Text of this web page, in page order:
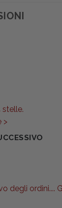
stelle.
>
degli ordini....